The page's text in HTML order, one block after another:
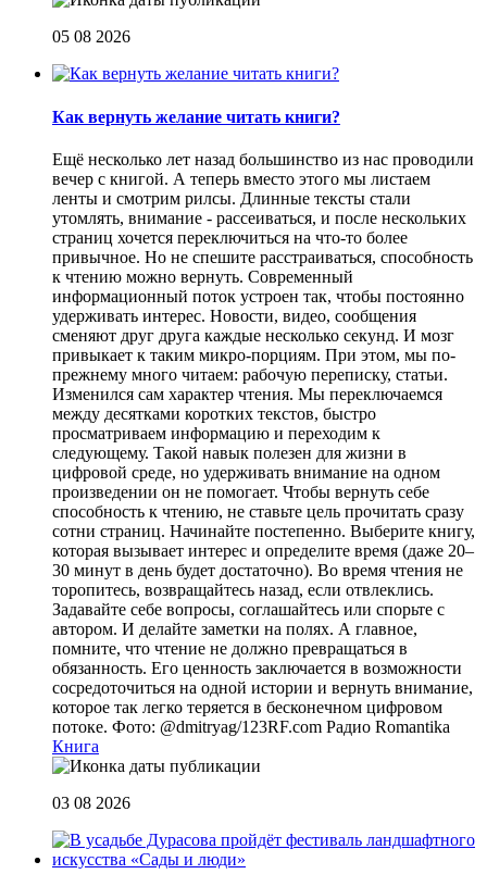
05 08 2026
Как вернуть желание читать книги?
Eщё несколько лет назад большинство из нас проводили
вечер с книгой. А теперь вместо этого мы листаем
ленты и смотрим рилсы. Длинные тексты стали
утомлять, внимание - рассеиваться, и после нескольких
страниц хочется переключиться на что-то более
привычное. Но не спешите расстраиваться, способность
к чтению можно вернуть. Современный
информационный поток устроен так, чтобы постоянно
удерживать интерес. Новости, видео, сообщения
сменяют друг друга каждые несколько секунд. И мозг
привыкает к таким микро-порциям. При этом, мы по-
прежнему много читаем: рабочую переписку, статьи.
Изменился сам характер чтения. Мы переключаемся
между десятками коротких текстов, быстро
просматриваем информацию и переходим к
следующему. Такой навык полезен для жизни в
цифровой среде, но удерживать внимание на одном
произведении он не помогает. Чтобы вернуть себе
способность к чтению, не ставьте цель прочитать сразу
сотни страниц. Начинайте постепенно. Выберите книгу,
которая вызывает интерес и определите время (даже 20–
30 минут в день будет достаточно). Во время чтения не
торопитесь, возвращайтесь назад, если отвлеклись.
Задавайте себе вопросы, соглашайтесь или спорьте с
автором. И делайте заметки на полях. А главное,
помните, что чтение не должно превращаться в
обязанность. Его ценность заключается в возможности
сосредоточиться на одной истории и вернуть внимание,
которое так легко теряется в бесконечном цифровом
потоке. Фото: @dmitryag/123RF.com Радио Romantika
Книга
03 08 2026